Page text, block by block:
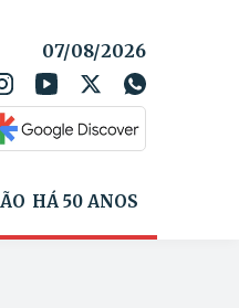
07/08/2026
HÁ 50 ANOS